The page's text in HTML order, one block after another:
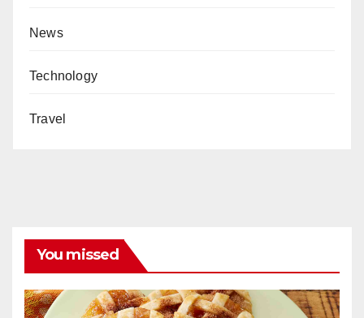
News
Technology
Travel
You missed